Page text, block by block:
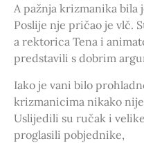
A pažnja krizmanika bila
Poslije nje pričao je vlč.
a rektorica Tena i
predstavili s dobrim
Iako je vani bilo
krizmanicima nikako
Uslijedili su ručak i
proglasili pobjednike,